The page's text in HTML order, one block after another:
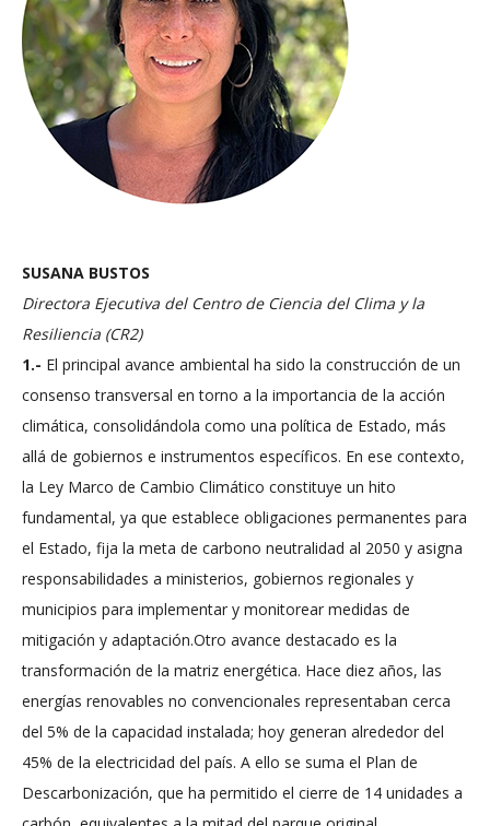
SUSANA BUSTOS
Directora Ejecutiva del Centro de Ciencia del Clima y la
Resiliencia (CR2)
1.- El principal avance ambiental ha sido la construcción de un
consenso transversal en torno a la importancia de la acción
climática, consolidándola como una política de Estado, más
allá de gobiernos e instrumentos específicos. En ese contexto,
la Ley Marco de Cambio Climático constituye un hito
fundamental, ya que establece obligaciones permanentes para
el Estado, fija la meta de carbono neutralidad al 2050 y asigna
responsabilidades a ministerios, gobiernos regionales y
municipios para implementar y monitorear medidas de
mitigación y adaptación.Otro avance destacado es la
transformación de la matriz energética. Hace diez años, las
energías renovables no convencionales representaban cerca
del 5% de la capacidad instalada; hoy generan alrededor del
45% de la electricidad del país. A ello se suma el Plan de
Descarbonización, que ha permitido el cierre de 14 unidades a